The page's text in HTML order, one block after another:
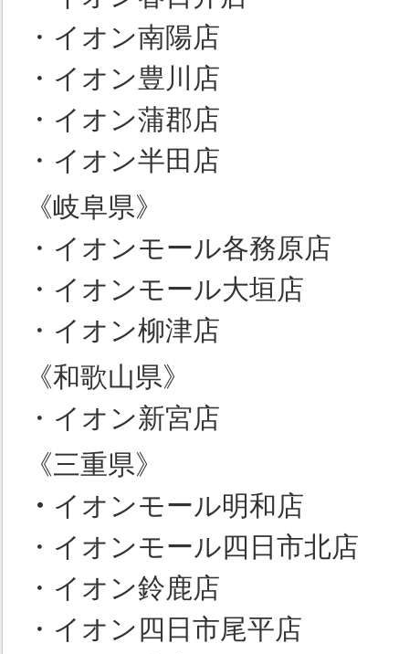
・イオン南陽店
・イオン豊川店
・イオン蒲郡店
・イオン半田店
《岐阜県》
・イオンモール各務原店
・イオンモール大垣店
・イオン柳津店
《和歌山県》
・イオン新宮店
《三重県》
・ イオンモール明和店
・イオンモール四日市北店
・イオン鈴鹿店
・イオン四日市尾平店